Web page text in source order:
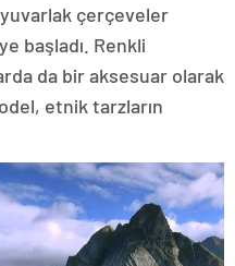
yuvarlak çerçeveler
başladı. Renkli
da bir aksesuar olarak
etnik tarzların